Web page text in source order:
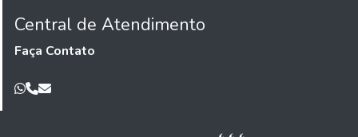
Central de Atendimento
Faça Contato